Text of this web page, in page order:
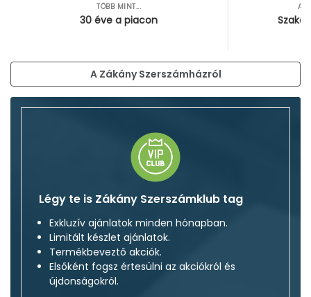
TÖBB MINT...
30 éve a piacon
A Zákány Szerszámházról
Légy te is Zákány Szerszámklub tag
Exkluzív ajánlatok minden hónapban.
Limitált készlet ajánlatok.
Termékbeveztő akciók.
Elsőként fogsz értesülni az akciókról és
újdonságokról.